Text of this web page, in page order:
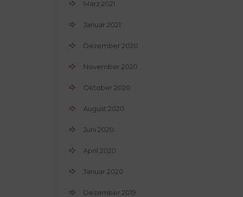
März 2021
Januar 2021
Dezember 2020
November 2020
Oktober 2020
August 2020
Juni 2020
April 2020
Januar 2020
Dezember 2019